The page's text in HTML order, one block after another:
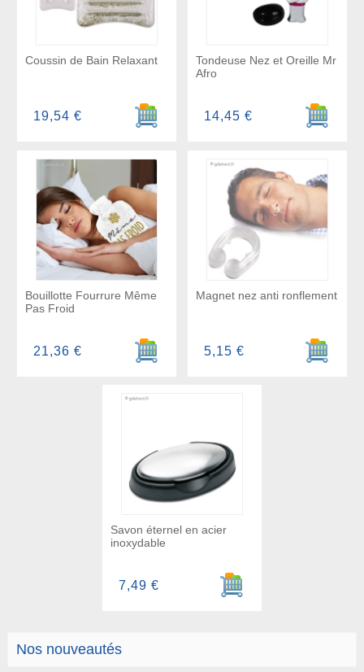
Nos nouveautés
Coussin de Bain Relaxant
Ajouter au panier
19,54 €
Tondeuse Nez et Oreille Mr
Afro
Ajouter
14,45 €
Bouillotte Fourrure Même
Pas Froid
Ajouter au panier
21,36 €
Magnet nez anti ronflement
Ajouter
5,15 €
Savon éternel en acier
inoxydable
Ajouter au panier
7,49 €